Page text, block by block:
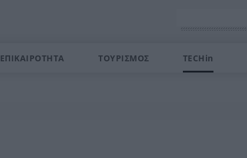
ΕΠΙΚΑΙΡΟΤΗΤΑ ΤΟΥΡΙΣΜΟΣ TECHin